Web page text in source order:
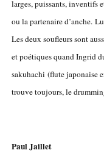
larges, puissants, inventifs
ou la partenaire d’anche.
Les deux soufleurs sont
et poétiques quand Ingrid
sakuhachi (flute japonaise
trouve toujours, le
Paul Jaillet